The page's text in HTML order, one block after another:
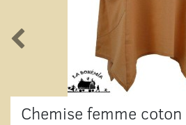
Chemise femme